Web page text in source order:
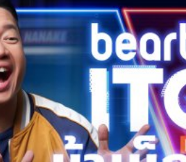
น้าเน็ก Nanake555’ มาวัดไอ
ม่ต้องให้น้าสอน
เทนต์คุณภาพที่ถูกพูดถึงอย่างมากบน
น 'อย่าหาว่าน้าสอน', 'หงี่เหลาเป่าติ้ว',
เดียวถ้วน' หรือล่าสุดอย่าง 'คุยให้เด็ก
ความสำเร็จทั้งนั้น ปัจจุบันช่องของน้า
งเฟสบุ๊กทะลุ 4.4 ล้านคน และทางยูทูบ
| 1790 days ago